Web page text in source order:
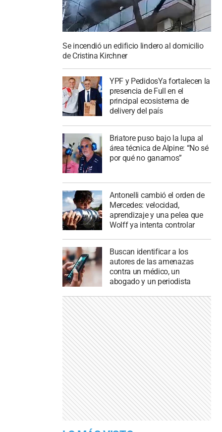
Se incendió un edificio lindero al domicilio
de Cristina Kirchner
YPF y PedidosYa fortalecen la
presencia de Full en el
principal ecosistema de
delivery del país
Briatore puso bajo la lupa al
área técnica de Alpine: “No sé
por qué no ganamos”
Antonelli cambió el orden de
Mercedes: velocidad,
aprendizaje y una pelea que
Wolff ya intenta controlar
Buscan identificar a los
autores de las amenazas
contra un médico, un
abogado y un periodista